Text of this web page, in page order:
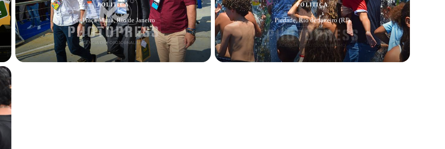
POLITICA
Pier Praça Mauá, Rio de Janeiro
POLITICA
Piedade, Rio de Janeiro (RJ)